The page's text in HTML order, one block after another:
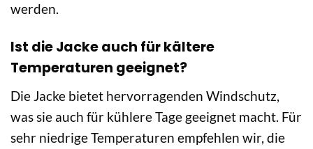
werden.
Ist die Jacke auch für kältere
Temperaturen geeignet?
Die Jacke bietet hervorragenden Windschutz,
was sie auch für kühlere Tage geeignet macht. Für
sehr niedrige Temperaturen empfehlen wir, die